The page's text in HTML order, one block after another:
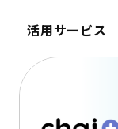
活用サービス